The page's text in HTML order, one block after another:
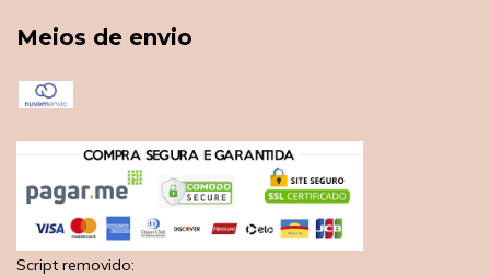
Meios de envio
Script removido: